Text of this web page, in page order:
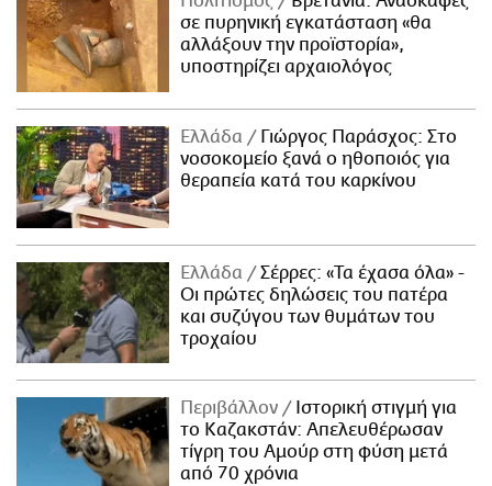
σε πυρηνική εγκατάσταση «θα
αλλάξουν την προϊστορία»,
υποστηρίζει αρχαιολόγος
Ελλάδα
Γιώργος Παράσχος: Στο
νοσοκομείο ξανά ο ηθοποιός για
θεραπεία κατά του καρκίνου
Ελλάδα
Σέρρες: «Τα έχασα όλα» -
Οι πρώτες δηλώσεις του πατέρα
και συζύγου των θυμάτων του
τροχαίου
Περιβάλλον
Ιστορική στιγμή για
το Καζακστάν: Απελευθέρωσαν
τίγρη του Αμούρ στη φύση μετά
από 70 χρόνια